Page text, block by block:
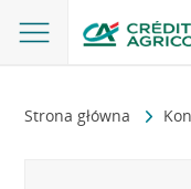
Strona główna